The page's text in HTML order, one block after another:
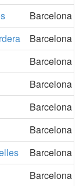
Barcelona
Barcelona
Barcelona
Barcelona
Barcelona
Barcelona
Barcelona
Barcelona